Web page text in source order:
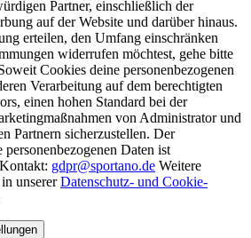
Partner, einschließlich der
auf der Website und darüber hinaus.
erteilen, den Umfang einschränken
widerrufen möchtest, gehe bitte
Cookies deine personenbezogenen
Verarbeitung auf dem berechtigten
einen hohen Standard bei der
von Administrator und
Partnern sicherzustellen. Der
Daten ist
gdpr@sportano.de Weitere
unsererDatenschutz- und Cookie-